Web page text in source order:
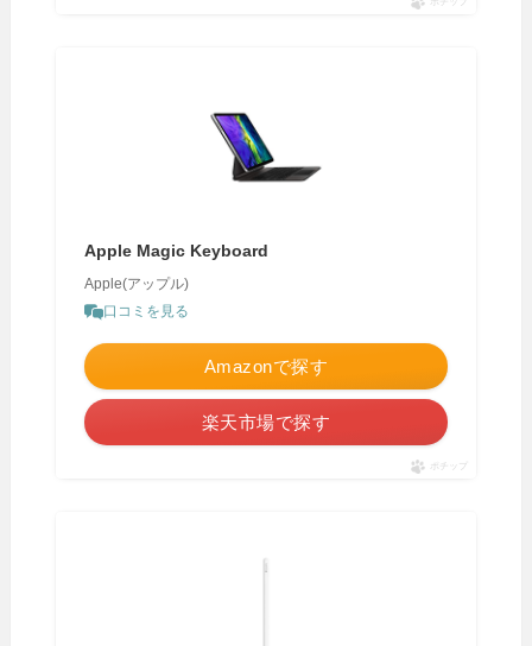
Apple Magic Keyboard
Apple(アップル)
口コミを見る
Amazonで探す
楽天市場で探す
ポチップ